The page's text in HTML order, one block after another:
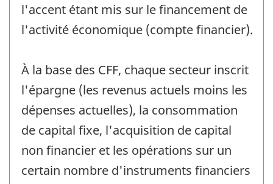
l'accent étant mis sur le financement de
l'activité économique (compte financier).
À la base des CFF, chaque secteur inscrit
l'épargne (les revenus actuels moins les
dépenses actuelles), la consommation
de capital fixe, l'acquisition de capital
non financier et les opérations sur un
certain nombre d'instruments financiers